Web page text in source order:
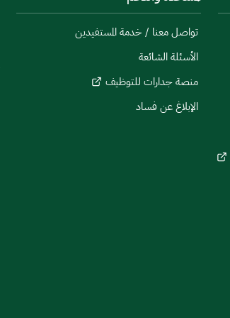
تواصل معنا / خدمة المستفيدين
الأسئلة الشائعة
منصة جدارات للتوظيف
الإبلاغ عن فساد